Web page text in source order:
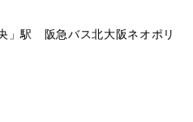
阪急バス北大阪ネオポリ